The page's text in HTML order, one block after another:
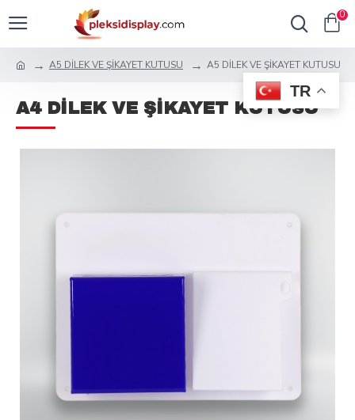
TR
0
A5 DİLEK VE ŞİKAYET KUTUSU A5 DİLEK VE ŞİKAYET KUTUSU
A4 DİLEK VE ŞİKAYET KUTUSU